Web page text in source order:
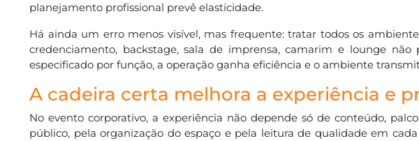
planejamento profissional prevê elasticidade.
Há ainda um erro menos visível, mas frequente: tratar todos os
credenciamento, backstage, sala de imprensa, camarim e lounge
especificado por função, a operação ganha eficiência e o ambiente
A cadeira certa melhora a experiência e
No evento corporativo, a experiência não depende só de conteúdo,
público, pela organização do espaço e pela leitura de qualidade em